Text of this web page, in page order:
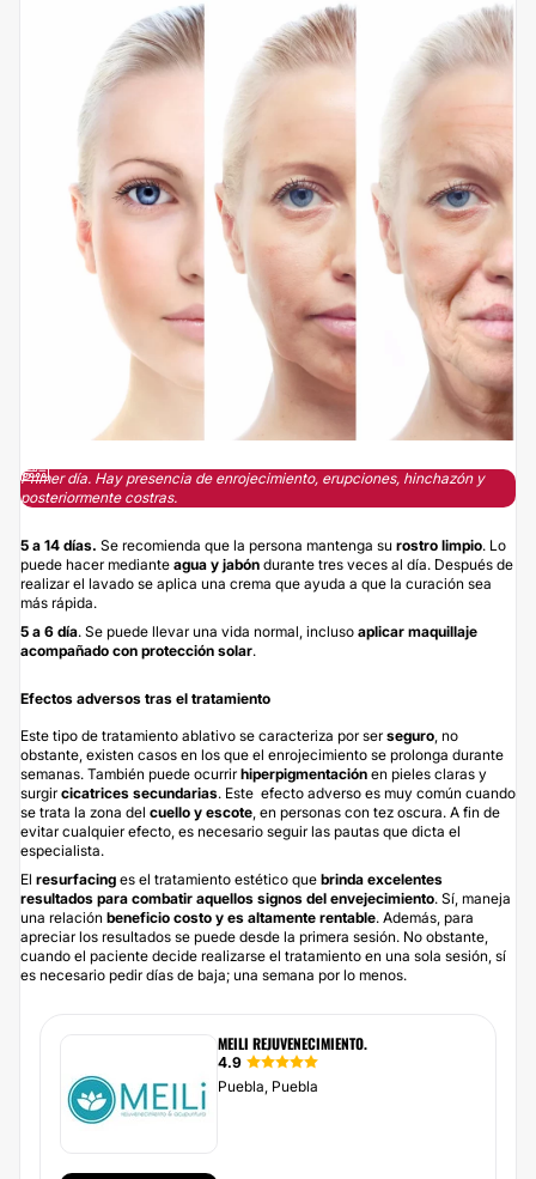
Primer día. Hay presencia de enrojecimiento, erupciones, hinchazón y
posteriormente costras.
5 a 14 días. Se recomienda que la persona mantenga su rostro limpio. Lo
puede hacer mediante agua y jabón durante tres veces al día. Después de
realizar el lavado se aplica una crema que ayuda a que la curación sea
más rápida.
5 a 6 día. Se puede llevar una vida normal, incluso aplicar maquillaje
acompañado con protección solar.
Efectos adversos tras el tratamiento
Este tipo de tratamiento ablativo se caracteriza por ser seguro , no
obstante, existen casos en los que el enrojecimiento se prolonga durante
semanas. También puede ocurrir hiperpigmentación en pieles claras y
surgir cicatrices secundarias. Este efecto adverso es muy común cuando
se trata la zona del cuello y escote , en personas con tez oscura. A fin de
evitar cualquier efecto, es necesario seguir las pautas que dicta el
especialista.
El resurfacing es el tratamiento estético que brinda excelentes
resultados para combatir aquellos signos del envejecimiento. Sí, maneja
una relación beneficio costo y es altamente rentable. Además, para
apreciar los resultados se puede desde la primera sesión. No obstante,
cuando el paciente decide realizarse el tratamiento en una sola sesión, sí
es necesario pedir días de baja; una semana por lo menos.
MEILI REJUVENECIMIENTO.
4.9
Puebla, Puebla